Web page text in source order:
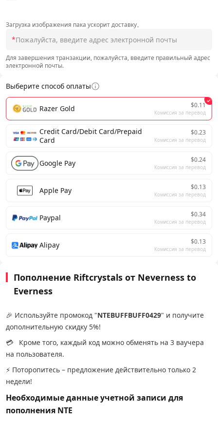
Загрузка изображения пака ускорит доставку。
*
Для завершения транзакции, пожалуйста, введите правильный адрес
электронной почты.
Выберите способ оплаты
Razer Gold $0.11
Комиссия за перевод
Credit Card/Debit Card/Prepaid
Card
$0.23
Комиссия за перевод
Google Pay $0.24
Комиссия за перевод
Apple Pay $0.13
Комиссия за перевод
Paypal $0.34
Комиссия за перевод
Alipay $0.13
Комиссия за перевод
Пополнение Riftcrystals от Neverness to
Everness
🎉 Используйте промокод "NTEBUFFBUFF0429" и получите
дополнительную скидку 5%!
💳 Кроме того, каждый код можно обменять на 3 ваучера
на пользователя.
⚡ Поторопитесь – предложение действительно только 2
недели!
Необходимые данные учетной записи для
пополнения NTE